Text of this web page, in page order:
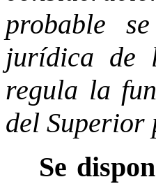
probable
jurídica de
regula la
del Superior
Se